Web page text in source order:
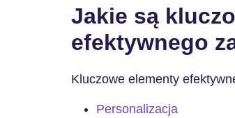
Jakie są
efektywnego
Kluczowe elementy
Personalizacja